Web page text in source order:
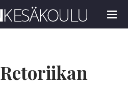
MENU
Retoriikan